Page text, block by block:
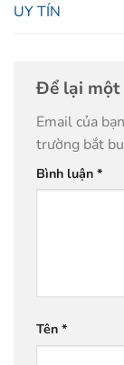
UY TÍN
Để lại một
Email của
trường bắt
Bình luận *
Tên *